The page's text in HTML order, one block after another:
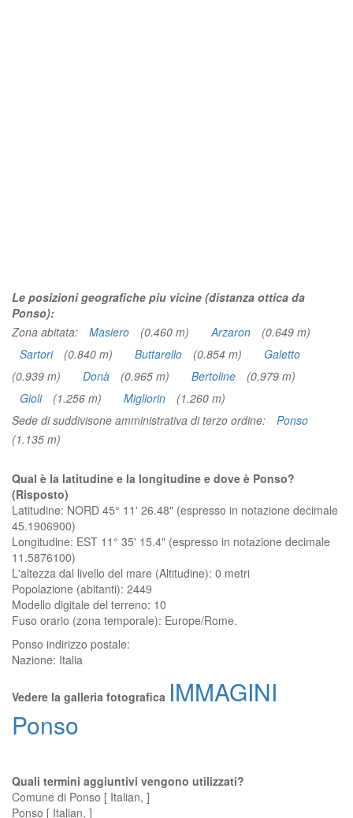
Le posizioni geografiche piu vicine (distanza ottica da
Ponso):
Zona abitata:
Masiero (0.460 m) Arzaron
(0.649 m)
Sartori
(0.840 m) Buttarello (0.854 m)
Galetto
(0.939 m)
Donà (0.965 m) Bertoline
(0.979 m)
Gioli
(1.256 m) Migliorin
(1.260 m)
Sede di suddivisone amministrativa di terzo ordine:
Ponso
(1.135 m)
Qual è la latitudine e la longitudine e dove è Ponso?
(Risposto)
Latitudine: NORD 45° 11' 26.48" (espresso in notazione decimale
45.1906900)
Longitudine: EST 11° 35' 15.4" (espresso in notazione decimale
11.5876100)
L'altezza dal livello del mare (Altitudine): 0 metri
Popolazione (abitanti): 2449
Modello digitale del terreno: 10
Fuso orario (zona temporale): Europe/Rome.
Ponso indirizzo postale:
Nazione: Italia
Vedere la galleria fotografica IMMAGINI
Ponso
Quali termini aggiuntivi vengono utilizzati?
Comune di Ponso [ Italian, ]
Ponso [ Italian, ]